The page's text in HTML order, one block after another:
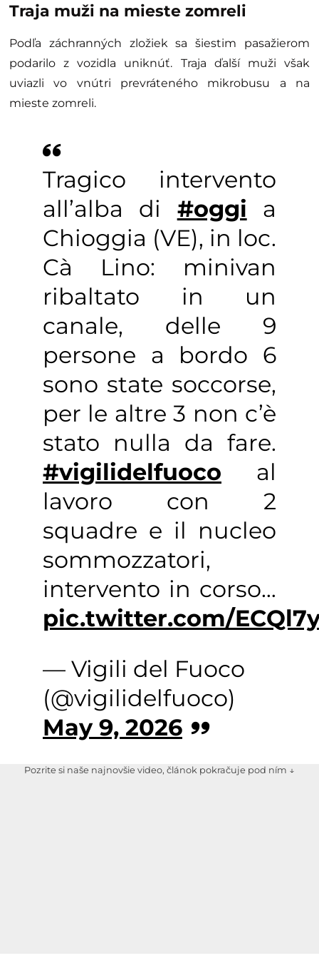
Traja muži na mieste zomreli
Podľa záchranných zložiek sa šiestim pasažierom
podarilo z vozidla uniknúť. Traja ďalší muži však
uviazli vo vnútri prevráteného mikrobusu a na
mieste zomreli.
Tragico intervento
all’alba di #oggi a
Chioggia (VE), in loc.
Cà Lino: minivan
ribaltato in un
canale, delle 9
persone a bordo 6
sono state soccorse,
per le altre 3 non c’è
stato nulla da fare.
#vigilidelfuoco al
lavoro con 2
squadre e il nucleo
sommozzatori,
intervento in corso…
pic.twitter.com/
— Vigili del Fuoco
(@vigilidelfuoco)
May 9, 2026
Pozrite si naše najnovšie video, článok pokračuje pod ním ↓